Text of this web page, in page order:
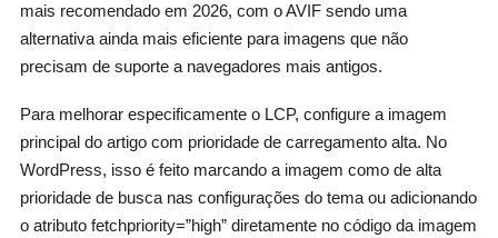
mais recomendado em 2026, com o AVIF sendo uma
alternativa ainda mais eficiente para imagens que não
precisam de suporte a navegadores mais antigos.
Para melhorar especificamente o LCP, configure a imagem
principal do artigo com prioridade de carregamento alta. No
WordPress, isso é feito marcando a imagem como de alta
prioridade de busca nas configurações do tema ou adicionando
o atributo fetchpriority=”high” diretamente no código da imagem